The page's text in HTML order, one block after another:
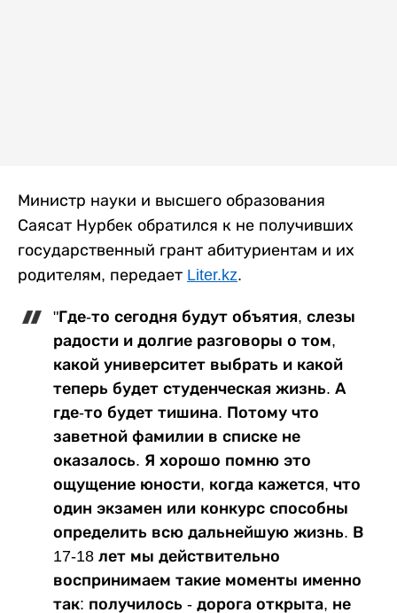
Министр науки и высшего образования
Саясат Нурбек обратился к не получивших
государственный грант абитуриентам и их
родителям, передает Liter.kz.
"Где-то сегодня будут объятия, слезы
радости и долгие разговоры о том,
какой университет выбрать и какой
теперь будет студенческая жизнь. А
где-то будет тишина. Потому что
заветной фамилии в списке не
оказалось. Я хорошо помню это
ощущение юности, когда кажется, что
один экзамен или конкурс способны
определить всю дальнейшую жизнь. В
17-18 лет мы действительно
воспринимаем такие моменты именно
так: получилось - дорога открыта, не